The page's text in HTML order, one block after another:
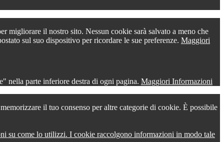
migliorare il nostro sito. Nessun cookie sarà salvato a meno che
sul suo dispositivo per ricordare le sue preferenze. Maggiori
nella parte inferiore destra di ogni pagina. Maggiori Informazioni
il tuo consenso per altre categorie di cookie. È possibile
su come lo utilizzi. I cookie raccolgono informazioni in modo tale